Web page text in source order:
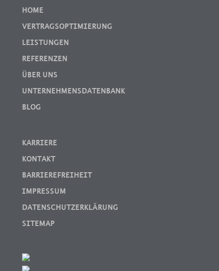
HOME
VERTRAGSOPTIMIERUNG
LEISTUNGEN
REFERENZEN
ÜBER UNS
UNTERNEHMENSDATENBANK
BLOG
KARRIERE
KONTAKT
BARRIEREFREIHEIT
IMPRESSUM
DATENSCHUTZERKLÄRUNG
SITEMAP